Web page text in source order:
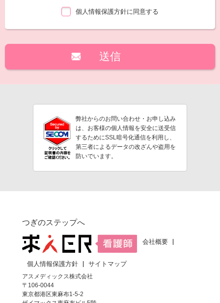
個人情報保護方針に同意する
弊社からのお問い合わせ・お申し込み
は、お客様の個人情報を安全に送受信
するためにSSL暗号化通信を利用し、
第三者によるデータの改ざんや盗用を
防いでいます。
つぎのステップへ
会社概要
個人情報保護方針
サイトマップ
アスメディックス株式会社
〒106-0044
東京都港区東麻布1-5-2